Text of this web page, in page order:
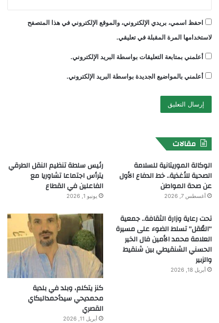
احفظ اسمي، بريدي الإلكتروني، والموقع الإلكتروني في هذا المتصفح
لاستخدامها المرة المقبلة في تعليقي.
أعلمني بمتابعة التعليقات بواسطة البريد الإلكتروني.
أعلمني بالمواضيع الجديدة بواسطة البريد الإلكتروني.
مقالات
الوكالة الموريتانية للسلامة
الصحية للأغذية.. خط الدفاع الأول
عن صحة المواطن
أغسطس 7, 2026
رئيس سلطة تنظيم النقل الطرقي
يترأس اجتماعا تشاوريا مع
الفاعلين في القطاع
يونيو 1, 2026
تحت رعاية وزارة الثقافة.. جمعية
“العُقل” تسلط الضوء على مسيرة
العلامة محمد الأمين فال الخير
الحسني الشنقيطي بين شنقيط
والزبير
أبريل 18, 2026
كنز يتكلم، وبلد في بلدية
محمديحي سيدأحمدالبكاي
القصري
أبريل 11, 2026